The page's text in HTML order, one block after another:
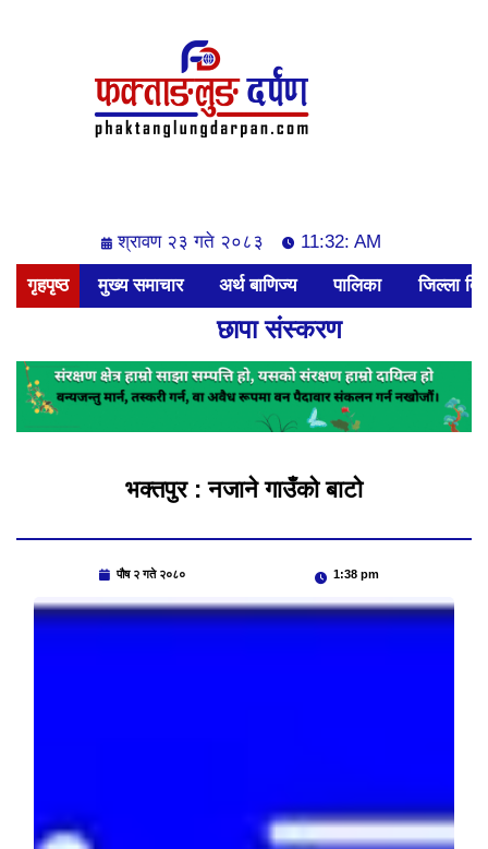
छापा संस्करण
श्रावण २३ गते २०८३ 11:32: AM
गृहपृष्ठ मुख्य समाचार अर्थ बाणिज्य पालिका जिल्ला
भक्तपुर : नजाने गाउँको बाटो
पौष २ गते २०८० 1:38 pm